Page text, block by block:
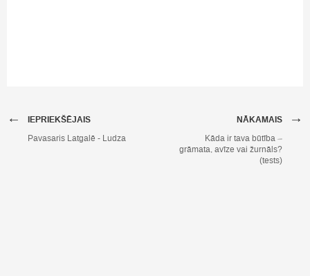
IEPRIEKŠĒJAIS
←
Pavasaris Latgalē - Ludza
NĀKAMAIS →
Kāda ir tava būtība –
grāmata, avīze vai žurnāls?
(tests)